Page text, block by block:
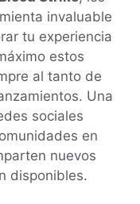
invaluable
tu experiencia
estos
al tanto de
Una
sociales
en
nuevos
disponibles.